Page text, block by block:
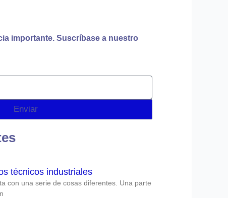
importante. Suscríbase a nuestro
Enviar
técnicos industriales
con una serie de cosas diferentes. Una parte